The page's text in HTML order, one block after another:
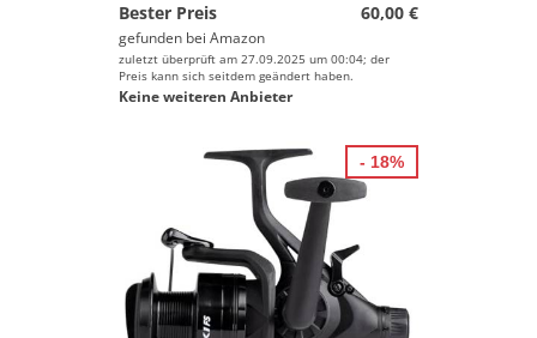
Bester Preis
60,00 €
gefunden bei Amazon
zuletzt überprüft am 27.09.2025 um 00:04; der
Preis kann sich seitdem geändert haben.
Keine weiteren Anbieter
- 18%